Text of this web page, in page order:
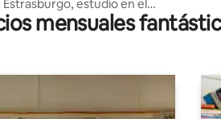
Estrasburgo, estudio en el
mensuales